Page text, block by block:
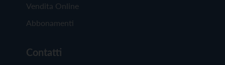
Vendita Online
Abbonamenti
Contatti